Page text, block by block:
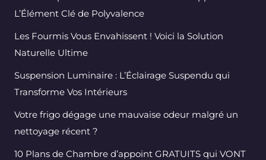
L’Élément Clé de Polyvalence
Les Fourmis Vous Envahissent ! Voici la Solution
Naturelle Ultime
Suspension Luminaire : L’Éclairage Suspendu qui
Transforme Vos Intérieurs
Votre frigo dégage une mauvaise odeur malgré un
nettoyage récent ?
10 Plans de Chambre d’appoint GRATUITS qui VONT